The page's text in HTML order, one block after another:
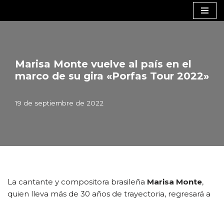
Marisa Monte vuelve al país en el
marco de su gira «Porfas Tour 2022»
19 de septiembre de 2022
La cantante y compositora brasileña Marisa Monte,
quien lleva más de 30 años de trayectoria, regresará a